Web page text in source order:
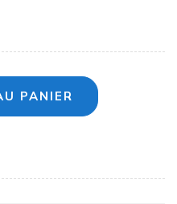
PANIER